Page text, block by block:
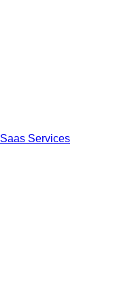
Saas Services